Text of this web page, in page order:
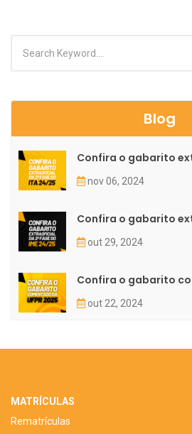
Blog
Confira o gabarito
nov 06, 2024
Confira o gabarito
out 29, 2024
Confira o gabarito
out 22, 2024
MATRÍCULAS
Rematrículas